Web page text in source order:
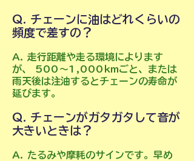
Q. チェーンに油はどれくらいの
頻度で差すの？
A. 走行距離や走る環境によります
が、 500～1,000kmごと、または
雨天後は注油するとチェーンの寿命が
延びます。
Q. チェーンがガタガタして音が
大きいときは？
A. たるみや摩耗のサインです。早め